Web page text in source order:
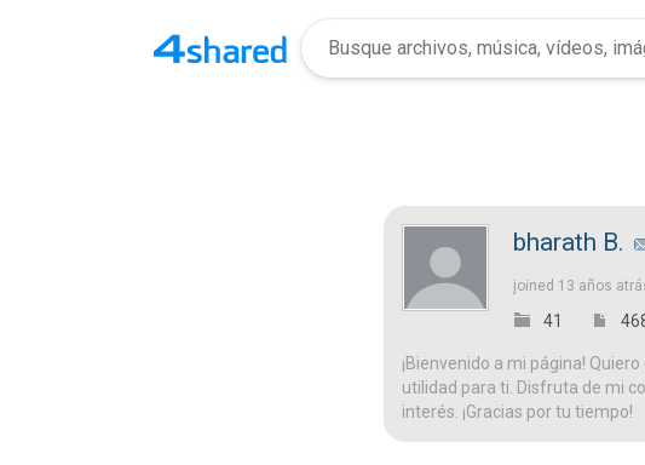
bharath B.
joined 13 años
41
¡Bienvenido a mi página!
utilidad para ti. Disfruta de mi
interés. ¡Gracias por tu tiempo!